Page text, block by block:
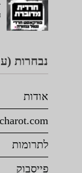
נבחרות (ע"ר)
אודות
לתרומות
פייסבוק